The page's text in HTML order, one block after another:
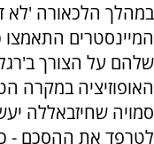
במהלך הלכאורה 'לא
המיינסטרים התאמצו
שלהם על הצורך
האופוזיציה במקרה
סמויה שחיזבאללה
לטרפד את ההסכם -